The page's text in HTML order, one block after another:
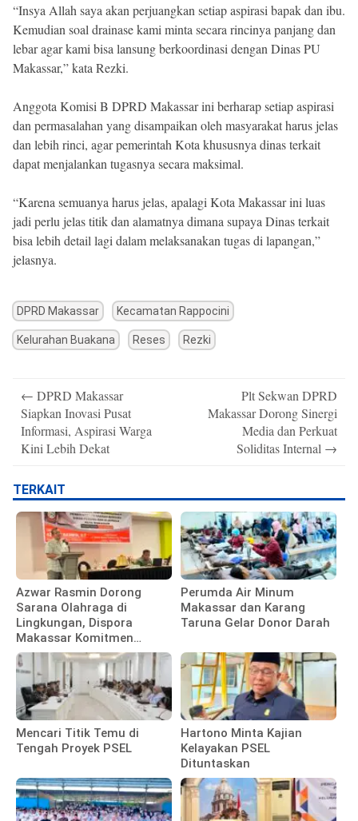
“Insya Allah saya akan perjuangkan setiap aspirasi bapak dan ibu.
Kemudian soal drainase kami minta secara rincinya panjang dan
lebar agar kami bisa lansung berkoordinasi dengan Dinas PU
Makassar,” kata Rezki.
Anggota Komisi B DPRD Makassar ini berharap setiap aspirasi
dan permasalahan yang disampaikan oleh masyarakat harus jelas
dan lebih rinci, agar pemerintah Kota khususnya dinas terkait
dapat menjalankan tugasnya secara maksimal.
“Karena semuanya harus jelas, apalagi Kota Makassar ini luas
jadi perlu jelas titik dan alamatnya dimana supaya Dinas terkait
bisa lebih detail lagi dalam melaksanakan tugas di lapangan,”
jelasnya.
DPRD Makassar Kecamatan Rappocini
Kelurahan Buakana Reses Rezki
navigation
← DPRD Makassar
Siapkan Inovasi Pusat
Informasi, Aspirasi Warga
Kini Lebih Dekat
Plt Sekwan DPRD
Makassar Dorong Sinergi
Media dan Perkuat
Soliditas Internal →
TERKAIT
Azwar Rasmin Dorong
Sarana Olahraga di
Lingkungan, Dispora
Makassar Komitmen
Bangun Fasilitas
Perumda Air Minum
Makassar dan Karang
Taruna Gelar Donor Darah
Mencari Titik Temu di
Tengah Proyek PSEL
Hartono Minta Kajian
Kelayakan PSEL
Dituntaskan